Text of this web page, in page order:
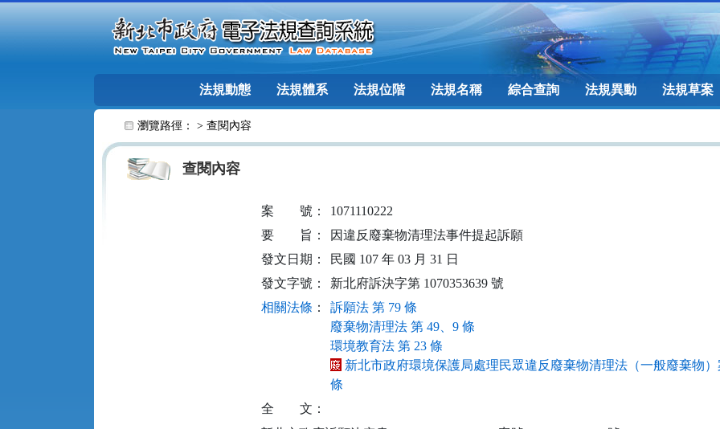
法規動態 法規體系 法規位階 法規名稱 綜合查詢 法規異動 法規草案
瀏覽路徑： > 查閱內容
查閱內容
案 號：
1071110222
要
旨：
因違反廢棄物清理法事件提起訴願
發文日期：
民國 107 年 03 月 31 日
發文字號：
新北府訴決字第 1070353639 號
相關法條 ：
訴願法 第 79 條
廢棄物清理法 第 49、9 條
環境教育法 第 23 條
新北市政府環境保護局處理民眾違反廢棄物清理法（一般廢棄物
條
全
文：